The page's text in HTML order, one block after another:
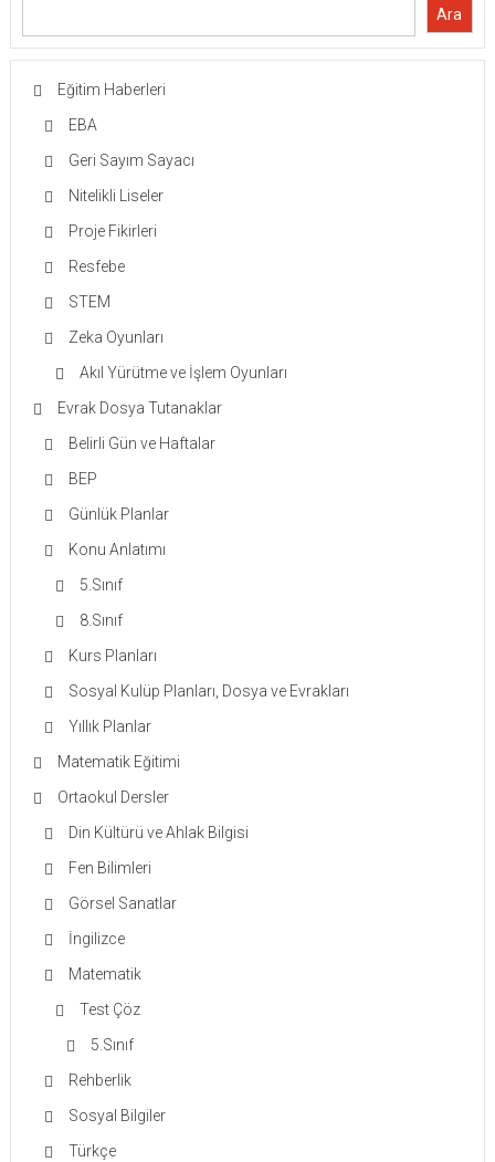
Ara
Eğitim Haberleri
EBA
Geri Sayım Sayacı
Nitelikli Liseler
Proje Fikirleri
Resfebe
STEM
Zeka Oyunları
Akıl Yürütme ve İşlem Oyunları
Evrak Dosya Tutanaklar
Belirli Gün ve Haftalar
BEP
Günlük Planlar
Konu Anlatımı
5.Sınıf
8.Sınıf
Kurs Planları
Sosyal Kulüp Planları, Dosya ve Evrakları
Yıllık Planlar
Matematik Eğitimi
Ortaokul Dersler
Din Kültürü ve Ahlak Bilgisi
Fen Bilimleri
Görsel Sanatlar
İngilizce
Matematik
Test Çöz
5.Sınıf
Rehberlik
Sosyal Bilgiler
Türkçe